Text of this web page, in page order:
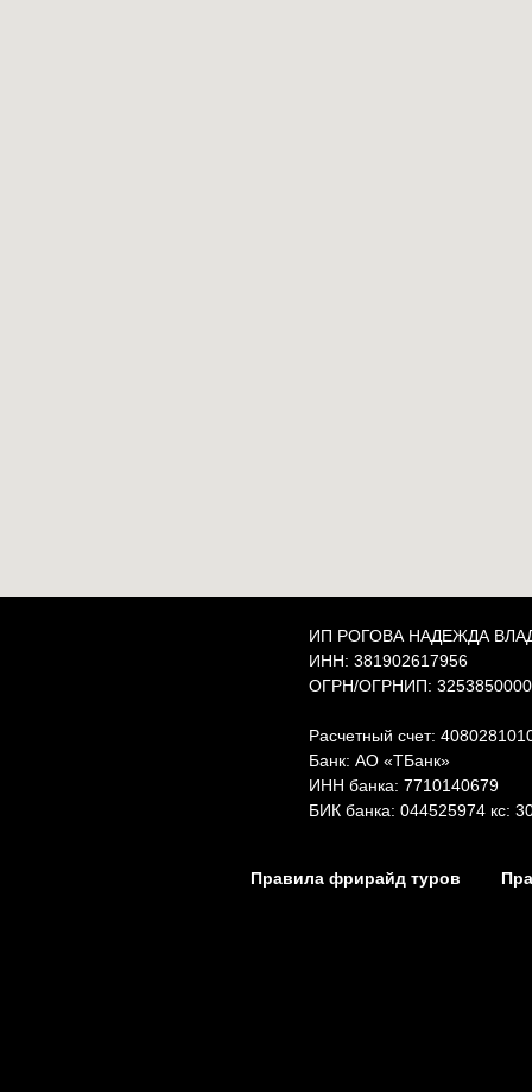
ИП РОГОВА НАДЕЖДА
ИНН: 381902617956
ОГРН/ОГРНИП:
Расчетный счет:
Банк: АО «ТБанк»
ИНН банка: 7710140679
БИК банка: 044525974 кс:
Правила фрирайд туров